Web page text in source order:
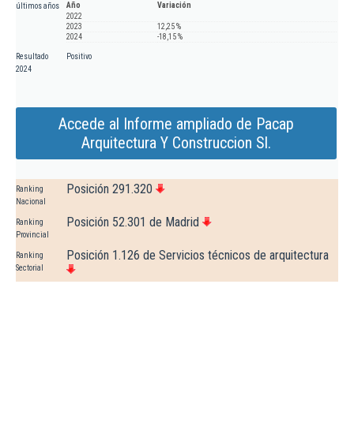
últimos años
Año
Variación
2022
2023
12,25 %
2024
-18,15 %
Resultado
2024
Positivo
Accede al Informe ampliado de Pacap
Arquitectura Y Construccion Sl.
Ranking
Nacional
Posición 291.320
Ranking
Provincial
Posición 52.301 de Madrid
Ranking
Sectorial
Posición 1.126 de Servicios técnicos de arquitectura